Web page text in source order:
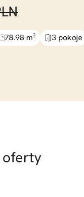
78.98 m² 3 pokoje
oferty